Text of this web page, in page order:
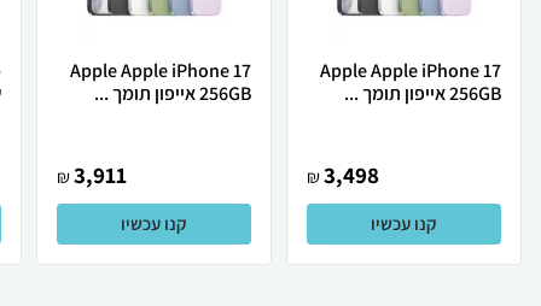
Apple Apple iPhone 17
256GB אייפון תומך ...
3,498
₪
קנו עכשיו
Apple Apple iPhone 17
256GB אייפון תומך ...
3,911
₪
קנו עכשיו